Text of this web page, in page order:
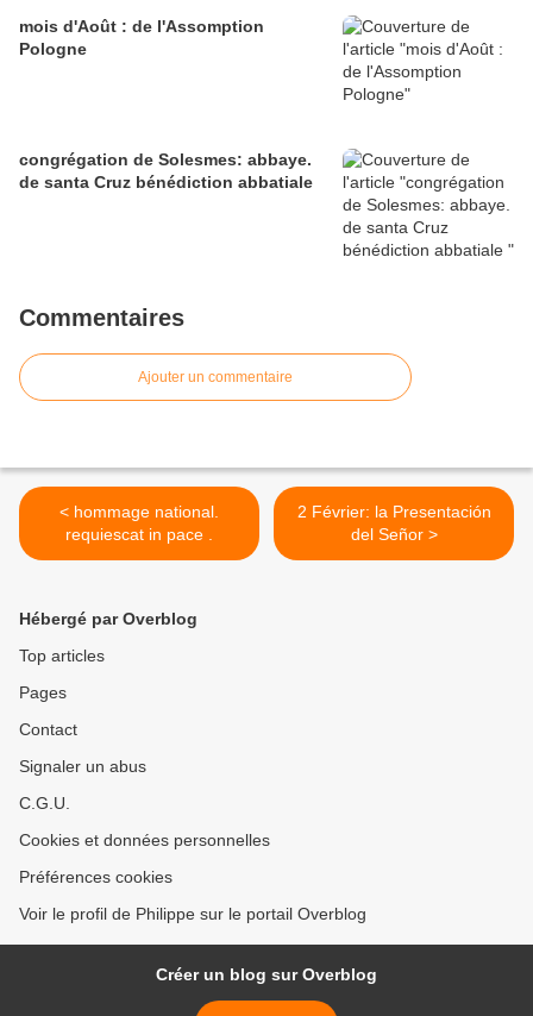
mois d'Août : de l'Assomption
Pologne
congrégation de Solesmes: abbaye.
de santa Cruz bénédiction abbatiale
Commentaires
Ajouter un commentaire
< hommage national.
requiescat in pace .
2 Février: la Presentación
del Señor >
Hébergé par Overblog
Top articles
Pages
Contact
Signaler un abus
C.G.U.
Cookies et données personnelles
Préférences cookies
Voir le profil de Philippe sur le portail Overblog
Créer un blog sur Overblog